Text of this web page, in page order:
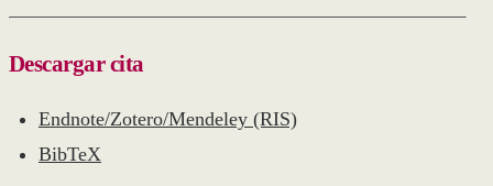
Descargar cita
Endnote/Zotero/Mendeley (RIS)
BibTeX